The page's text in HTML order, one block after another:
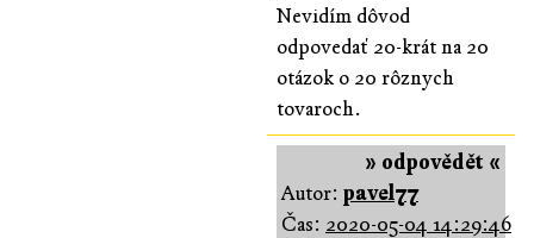
Nevidím dôvod
odpovedať 20-krát na 20
otázok o 20 rôznych
tovaroch.
» odpovědět «
Autor: pavel77
Čas: 2020-05-04 14:29:46